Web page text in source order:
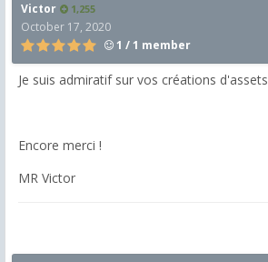
Victor 1,255
October 17, 2020
1 / 1 member
Je suis admiratif sur vos créations d'assets
Encore merci !
MR Victor